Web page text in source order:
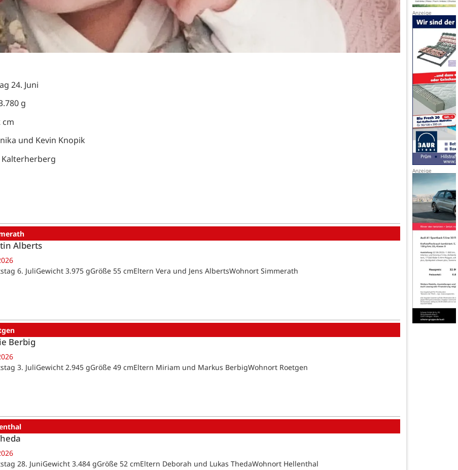
24. Juni
g
cm
und Kevin Knopik
Alberts
6. JuliGewicht 3.975 gGröße 55 cmEltern Vera und Jens AlbertsWohnort Simmerath
Berbig
3. JuliGewicht 2.945 gGröße 49 cmEltern Miriam und Markus BerbigWohnort Roetgen
28. JuniGewicht 3.484 gGröße 52 cmEltern Deborah und Lukas ThedaWohnort Hellenthal